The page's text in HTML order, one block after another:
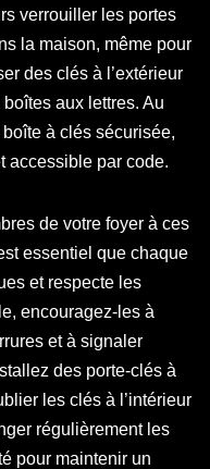
verrouiller les portes
la maison, même pour
des clés à l’extérieur
aux lettres. Au
à clés sécurisée,
accessible par code.
de votre foyer à ces
essentiel que chaque
et respecte les
encouragez-les à
et à signaler
des porte-clés à
les clés à l’intérieur
régulièrement les
pour maintenir un